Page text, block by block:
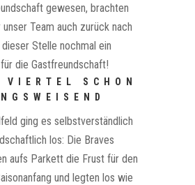
gewesen, brachten
Team auch zurück nach
Stelle nochmal ein
die Gastfreundschaft!
VIERTEL SCHON
ging es selbstverständlich
los: Die Braves
aufs Parkett die Frust für den
und legten los wie